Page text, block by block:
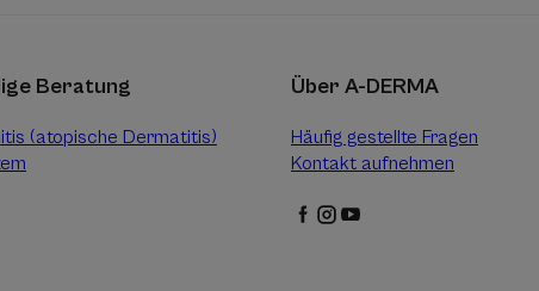
Beratung
(atopische Dermatitis)
Über A-DERMA
Häufig gestellte Fragen
Kontakt aufnehmen